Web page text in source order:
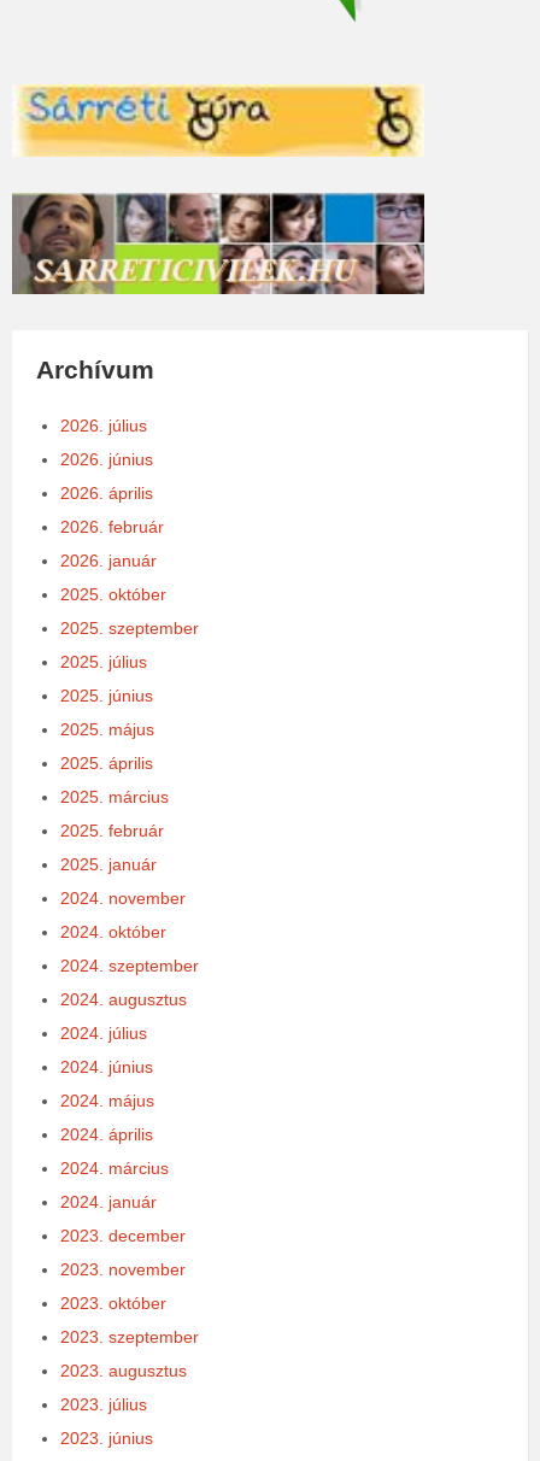
Archívum
2026. július
2026. június
2026. április
2026. február
2026. január
2025. október
2025. szeptember
2025. július
2025. június
2025. május
2025. április
2025. március
2025. február
2025. január
2024. november
2024. október
2024. szeptember
2024. augusztus
2024. július
2024. június
2024. május
2024. április
2024. március
2024. január
2023. december
2023. november
2023. október
2023. szeptember
2023. augusztus
2023. július
2023. június